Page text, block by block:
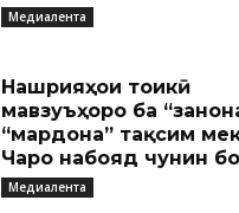
Медиалента
Нашрияҳои тоҷикӣ
мавзуъҳоро ба
“мардона” тақсим
Чаро набояд чунин
Медиалента